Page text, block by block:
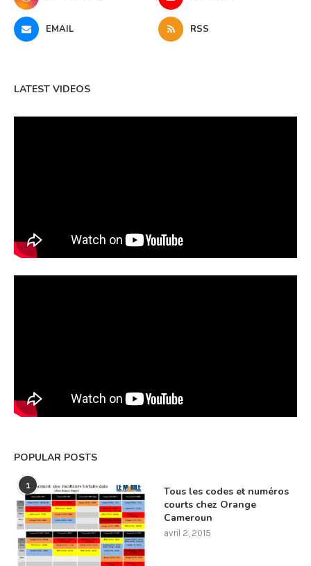
EMAIL RSS
LATEST VIDEOS
POPULAR POSTS
1
Tous les codes et numéros
courts chez Orange
Cameroun
avril 2, 2015